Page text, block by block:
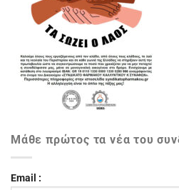
Μάθε πρώτος τα νέα του
Email :